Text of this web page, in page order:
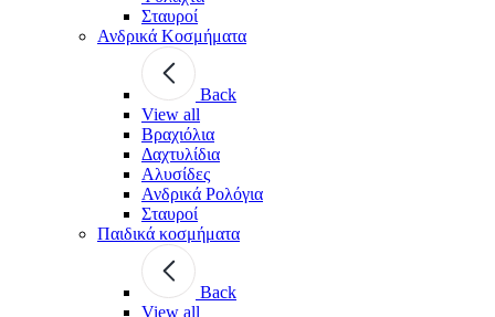
Σταυροί
Ανδρικά Κοσμήματα
Back
View all
Βραχιόλια
Δαχτυλίδια
Αλυσίδες
Ανδρικά Ρολόγια
Σταυροί
Παιδικά κοσμήματα
Back
View all